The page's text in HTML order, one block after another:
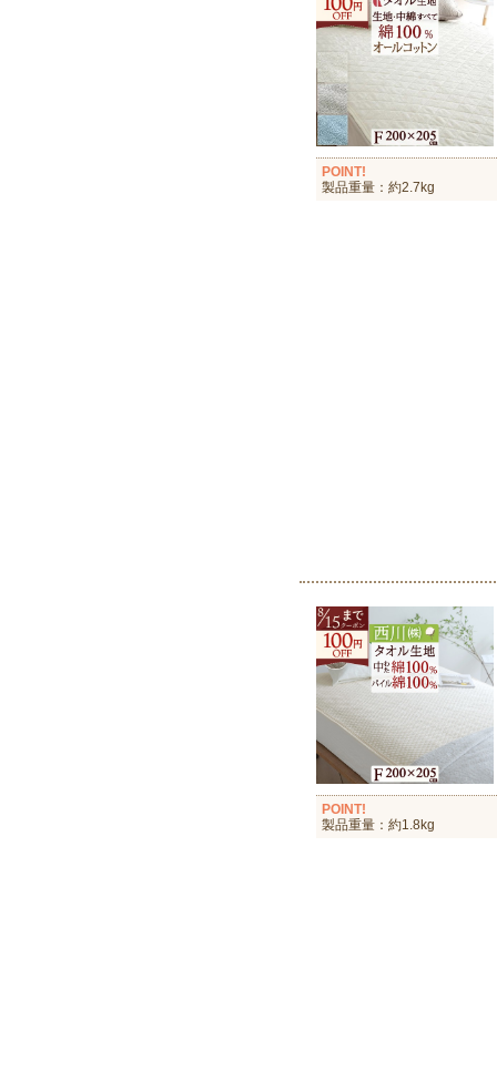
POINT!
製品重量：約2.7kg
POINT!
製品重量：約1.8kg